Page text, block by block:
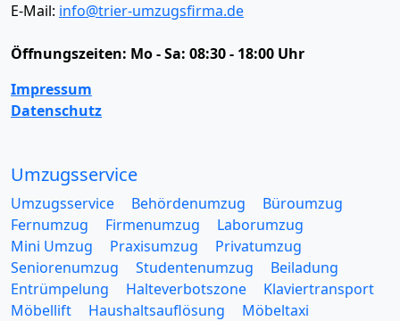
E-Mail: info@trier-umzugsfirma.de
Öffnungszeiten: Mo - Sa: 08:30 - 18:00 Uhr
Impressum
Datenschutz
Umzugsservice
Umzugsservice Behördenumzug
Büroumzug
Fernumzug
Firmenumzug
Laborumzug
Mini Umzug
Praxisumzug
Privatumzug
Seniorenumzug
Studentenumzug
Beiladung
Entrümpelung
Halteverbotszone
Klaviertransport
Möbellift
Haushaltsauflösung
Möbeltaxi